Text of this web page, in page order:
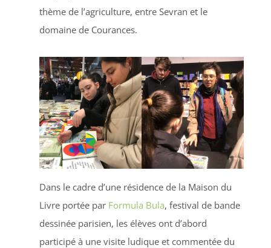
thème de l’agriculture, entre Sevran et le
domaine de Courances.
Dans le cadre d’une résidence de la Maison du
Livre portée par Formula Bula, festival de bande
dessinée parisien, les élèves ont d’abord
participé à une visite ludique et commentée du